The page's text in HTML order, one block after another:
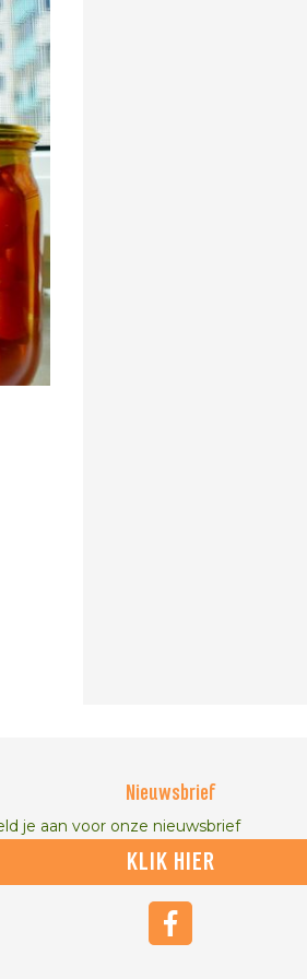
Nieuwsbrief
je aan voor onze nieuwsbrief
KLIK HIER